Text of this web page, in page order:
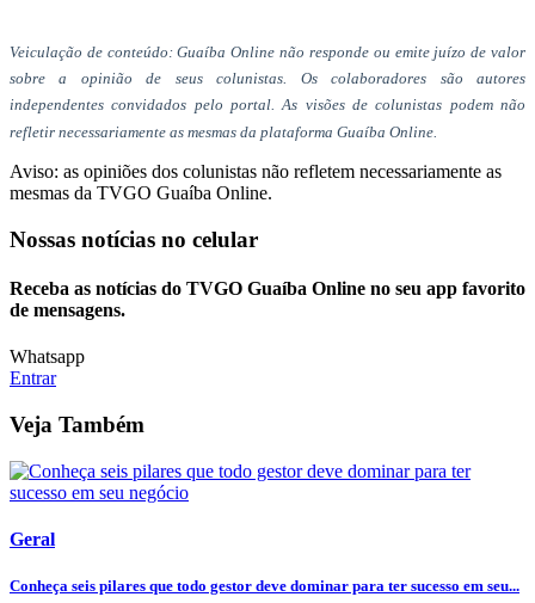
Veiculação de conteúdo: Guaíba Online não responde ou emite juízo de valor
sobre a opinião de seus colunistas. Os colaboradores são autores
independentes convidados pelo portal. As visões de colunistas podem não
refletir necessariamente as mesmas da plataforma Guaíba Online.
Aviso: as opiniões dos colunistas não refletem necessariamente as
mesmas da TVGO Guaíba Online.
Nossas notícias no celular
Receba as notícias do TVGO Guaíba Online no seu app favorito
de mensagens.
Whatsapp
Entrar
Veja Também
Geral
Conheça seis pilares que todo gestor deve dominar para ter sucesso em seu...